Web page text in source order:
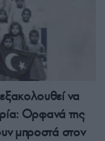
να
Ορφανά της
μπροστά στον